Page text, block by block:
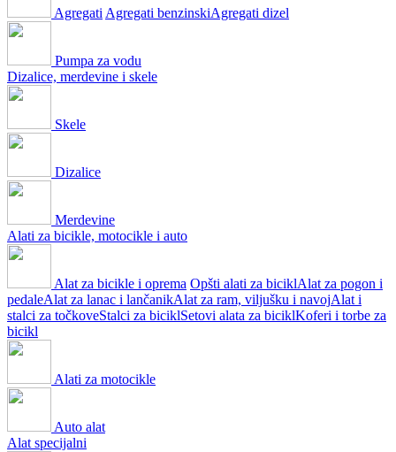
Agregati Agregati benzinskiAgregati dizel
Pumpa za vodu
Dizalice, merdevine i skele
Skele
Dizalice
Merdevine
Alati za bicikle, motocikle i auto
Alat za bicikle i oprema Opšti alati za biciklAlat za pogon i
pedaleAlat za lanac i lančanikAlat za ram, viljušku i navojAlat i
stalci za točkoveStalci za biciklSetovi alata za biciklKoferi i torbe za
bicikl
Alati za motocikle
Auto alat
Alat specijalni